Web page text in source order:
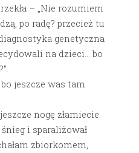
– „Nie rozumiem
po radę? przecież tu
genetyczna
na dzieci… bo
jeszcze was tam
nogę złamiecie.
i sparaliżował
zbiorkomem,